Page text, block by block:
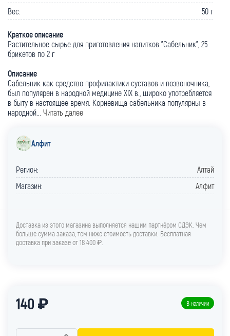
Вес:
50 г
Краткое описание
Растительное сырье для приготовления напитков "Сабельник", 25
брикетов по 2 г
Описание
Сабельник как средство профилактики суставов и позвоночника,
был популярен в народной медицине XIX в., широко употребляется
в быту в настоящее время. Корневища сабельника популярны в
народной... Читать далее
Алфит
Регион:
Алтай
Магазин:
Алфит
Доставка из этого магазина выполняется нашим партнёром СДЭК. Чем
больше сумма заказа, тем ниже стоимость доставки. Бесплатная
доставка при заказе от 18 400 ₽.
140 ₽ В наличии